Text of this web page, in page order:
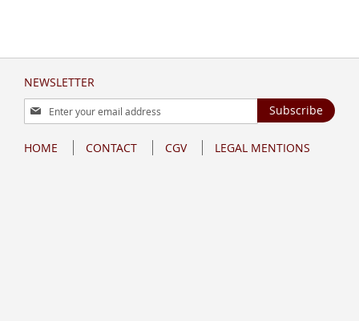
NEWSLETTER
Sign
Up
Our
Subscribe
HOME CONTACT CGV LEGAL MENTIONS